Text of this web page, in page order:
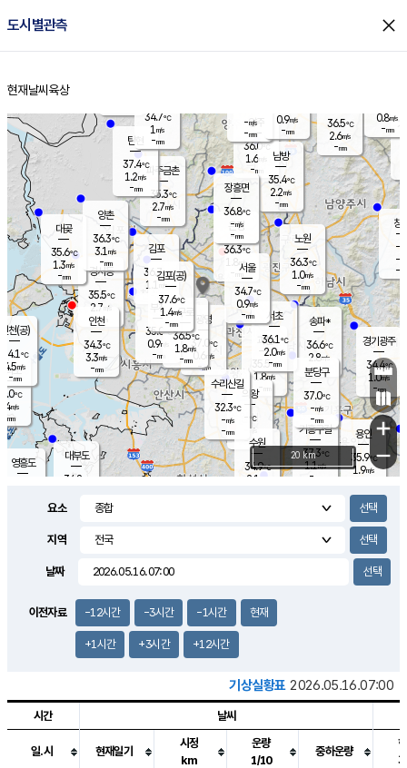
도시별관측 close
홈
현재날씨 육상
의도
℃
m/s
mm
영흥도
양주
36.0℃
1.6
-mm
과천
35.5℃
1.8m/s
- mm
용인
35.9℃
1.9m/s
경기광주
34.4℃
1.0m/s
-mm
1.8m/s
대부도
34.8
경서동
35.5℃
2.7 m/s
-mm
파주금촌
35.3℃
2.7m/s
-mm
36.5℃
2.6m/s
-mm
대곶
35.6℃
1.3m/s
-mm
창
-
-m/
-
탄현
37.4℃
1.2m/s
-mm
0.8m/s
-mm
의왕
- ℃
m/s
mm
김포
36.7℃
1.1 m/s
mm
광명
37.0
℃
0.6 m/s
-mm
부천
35.0℃
0.9m/s
-mm
양촌
36.3℃
3.1 m/s
-mm
구로
36.5℃
1.8m/s
-mm
은평
36.3℃
1.8 m/s
- mm
노원
36.3℃
1.0m/s
-mm
송파*
36.6℃
2.8m/s
-mm
서초
36.1℃
2.0m/s
-mm
남방
35.4℃
2.2m/s
-mm
기흥구갈
37.3℃
1.1m/s
-
수리산길
32.3℃
-m/s
-mm
분당구
37.0℃
-m/s
-mm
장흥면
36.8℃
-m/s
-mm
-m/s
-mm
인천(공)
34.1℃
4.5m/s
-mm
김포(공)
37.6℃
1.4m/s
-mm
수원
34.9℃
2.1 m/s
인천
34.3℃
3.3m/s
-mm
서울
34.7℃
0.9m/s
-mm
34.7℃
1 m/s
-mm
0.9m/s
-mm
+
−
20 km
요소
지역
날짜
이전자료 -12시간 -3시간 -1시간 현재
+1시간 +3시간 +12시간
기상실황표 2026.05.16.07:00
시간 날씨
일.시 현재일기
시정
km
운량
1/10
중하운량